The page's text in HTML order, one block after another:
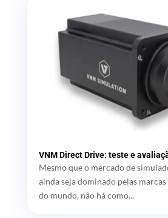
VNM Direct Drive: teste e
Mesmo que o mercado de
ainda seja dominado pelas
do mundo, não há como...